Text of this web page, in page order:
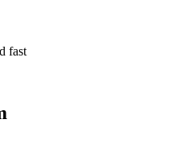
fast